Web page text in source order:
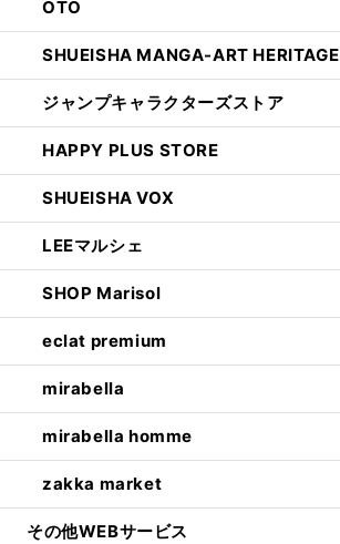
OTO
SHUEISHA MANGA-ART HERITAGE
ジャンプキャラクターズストア
HAPPY PLUS STORE
SHUEISHA VOX
LEEマルシェ
SHOP Marisol
eclat premium
mirabella
mirabella homme
zakka market
その他WEBサービス